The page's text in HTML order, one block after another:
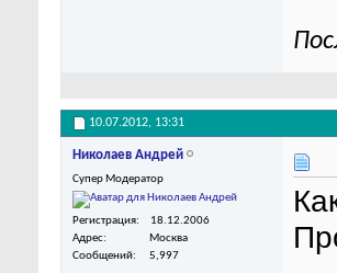
10.07.2012, 13:31
Николаев Андрей
Супер Модератор
Регистрация
18.12.2006
Адрес
Москва
Сообщений
5,997